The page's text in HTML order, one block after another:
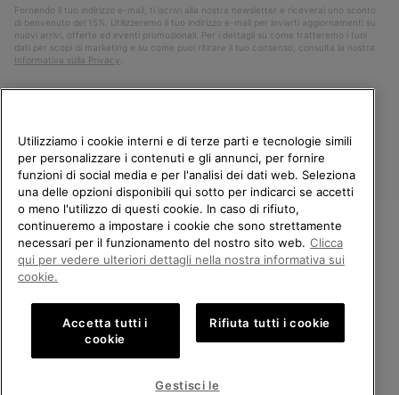
Fornendo il tuo indirizzo e-mail, ti iscrivi alla nostra newsletter e riceverai uno sconto
di benvenuto del 15%. Utilizzeremo il tuo indirizzo e-mail per inviarti aggiornamenti su
nuovi arrivi, offerte ed eventi promozionali. Per i dettagli su come tratteremo i tuoi
dati per scopi di marketing e su come puoi ritirare il tuo consenso, consulta la nostra
Informativa sulla Privacy
Italia
©2026Columbia Sportswear Company. Avenue des Morgines, 12 1213
Petit-Lancy Switzerland. Tutti i diritti riservati.
Politica sulla privacy Termini di utilizzo
Condizioni Generali di Vendita
Public CBCR
BENVENUTO/A IN SOREL.
SELEZIONA IL TUO PAESE DI
Shopping online disponibile
Utilizziamo i cookie interni e di terze parti e tecnologie simili
per personalizzare i contenuti e gli annunci, per fornire
funzioni di social media e per l'analisi dei dati web. Seleziona
una delle opzioni disponibili qui sotto per indicarci se accetti
o meno l'utilizzo di questi cookie. In caso di rifiuto,
continueremo a impostare i cookie che sono strettamente
necessari per il funzionamento del nostro sito web. Clicca
qui per vedere ulteriori dettagli nella nostra informativa sui
cookie.
Accetta tutti i
cookie
Rifiuta tutti i cookie
Gestisci le